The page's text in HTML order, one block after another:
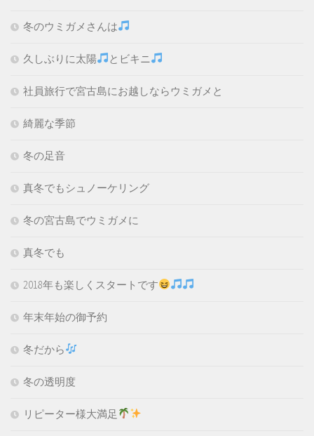
冬のウミガメさんは
久しぶりに太陽 とビキニ
社員旅行で宮古島にお越しならウミガメと
綺麗な季節
冬の足音
真冬でもシュノーケリング
冬の宮古島でウミガメに
真冬でも
2018年も楽しくスタートです
年末年始の御予約
冬だから
冬の透明度
リピーター様大満足